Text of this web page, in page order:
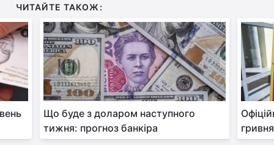
ЧИТАЙТЕ ТАКОЖ:
Що буде з доларом наступного
тижня: прогноз банкіра